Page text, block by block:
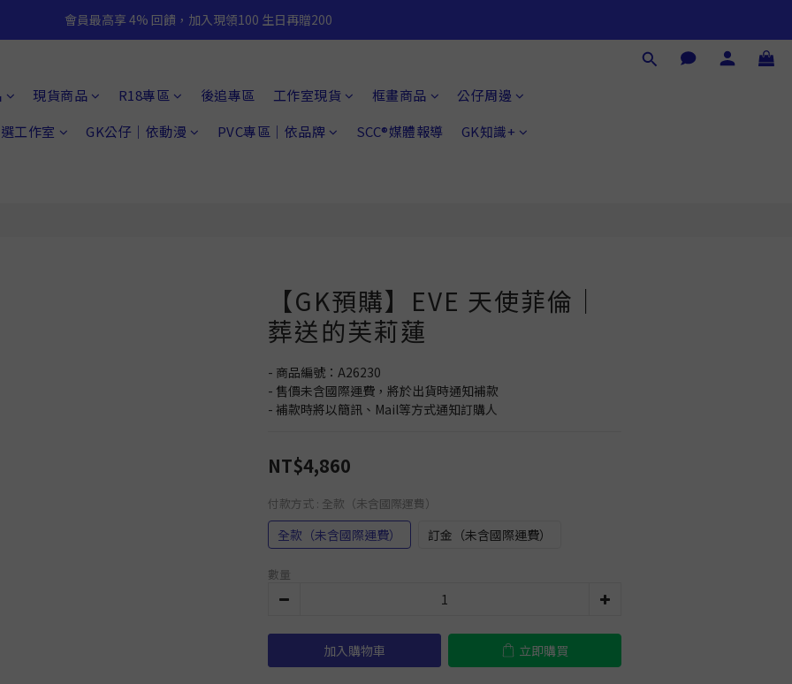
會員最高享 4% 回饋，加入現領100 生日再贈200
現貨商品 R18專區 後追專區 工作室現貨 框畫商品
公仔周邊
工作室
GK公仔｜依動漫 PVC專區｜依品牌 SCC®媒體報導 GK知識+
【GK預購】EVE 天使菲倫｜
葬送的芙莉蓮
- 商品編號：A26230
- 售價未含國際運費，將於出貨時通知補款
- 補款時將以簡訊、Mail等方式通知訂購人
NT$4,860
付款方式 : 全款（未含國際運費）
全款（未含國際運費） 訂金（未含國際運費）
數量
加入購物車 立即購買
立即購買